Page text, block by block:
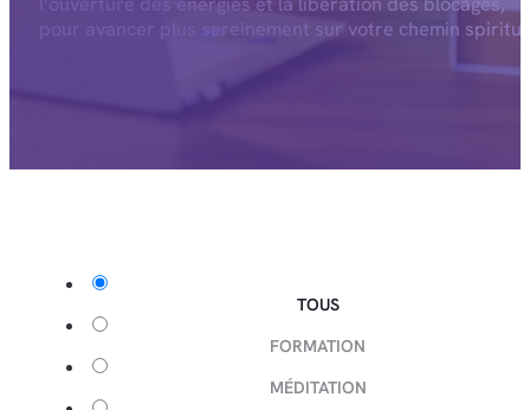
pour avancer plus sereinement sur votre chemin
TOUS
FORMATION
MÉDITATION